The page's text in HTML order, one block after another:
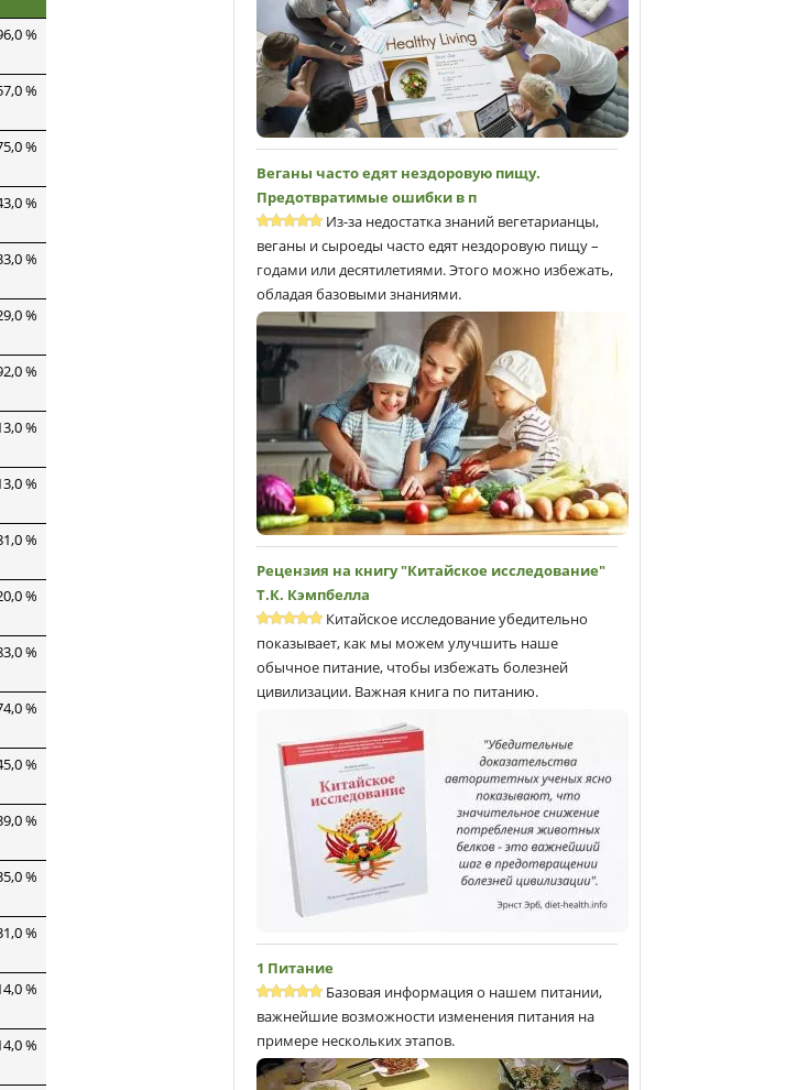
%
%
%
%
%
%
%
%
%
%
%
%
%
%
%
%
%
%
%
Веганы часто едят нездоровую пищу.
Предотвратимые ошибки в п
Из-за недостатка знаний вегетарианцы,
веганы и сыроеды часто едят нездоровую пищу –
годами или десятилетиями. Этого можно избежать,
обладая базовыми знаниями.
Рецензия на книгу "Китайское исследование"
Т.К. Кэмпбеллa
Китайское исследование убедительно
показывает, как мы можем улучшить наше
обычное питание, чтобы избежать болезней
цивилизации. Важная книга по питанию.
1 Питание
Базовая информация о нашем питании,
важнейшие возможности изменения питания на
примере нескольких этапов.